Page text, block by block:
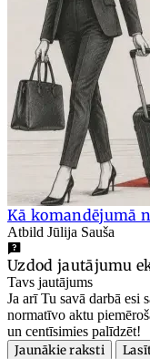
Kā komandējumā
Atbild Jūlija Sauša
Uzdod jautājumu
Tavs jautājums
Ja arī Tu savā darbā esi
normatīvo aktu
un centīsimies palīdzēt!
Jaunākie raksti